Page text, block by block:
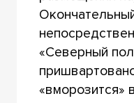
«Северный
«вморозится»